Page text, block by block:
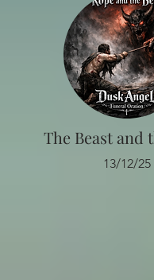
The Beast and
13/12/25